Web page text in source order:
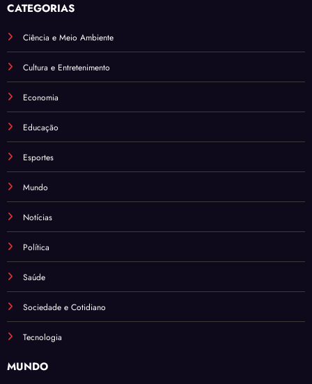
CATEGORIAS
Ciência e Meio Ambiente
Cultura e Entretenimento
Economia
Educação
Esportes
Mundo
Notícias
Política
Saúde
Sociedade e Cotidiano
Tecnologia
MUNDO